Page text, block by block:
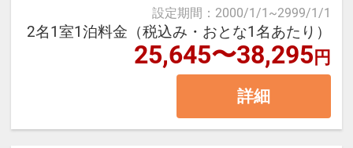
【温泉大浴場】
※大浴場に露天風呂はございませ
を凝らしたブッフェ（約15品）と組
み合わせた和食料理です。
※コンドミニアム棟にはフロントは
ございません。お食事等の際にはホ
テルエリア（東棟）までお越しいた
設定期間 ： 2000/1/1 ~2999/1/1
2名1室1泊料金（税込み・おとな1名あたり）
25,645〜38,295円
詳細